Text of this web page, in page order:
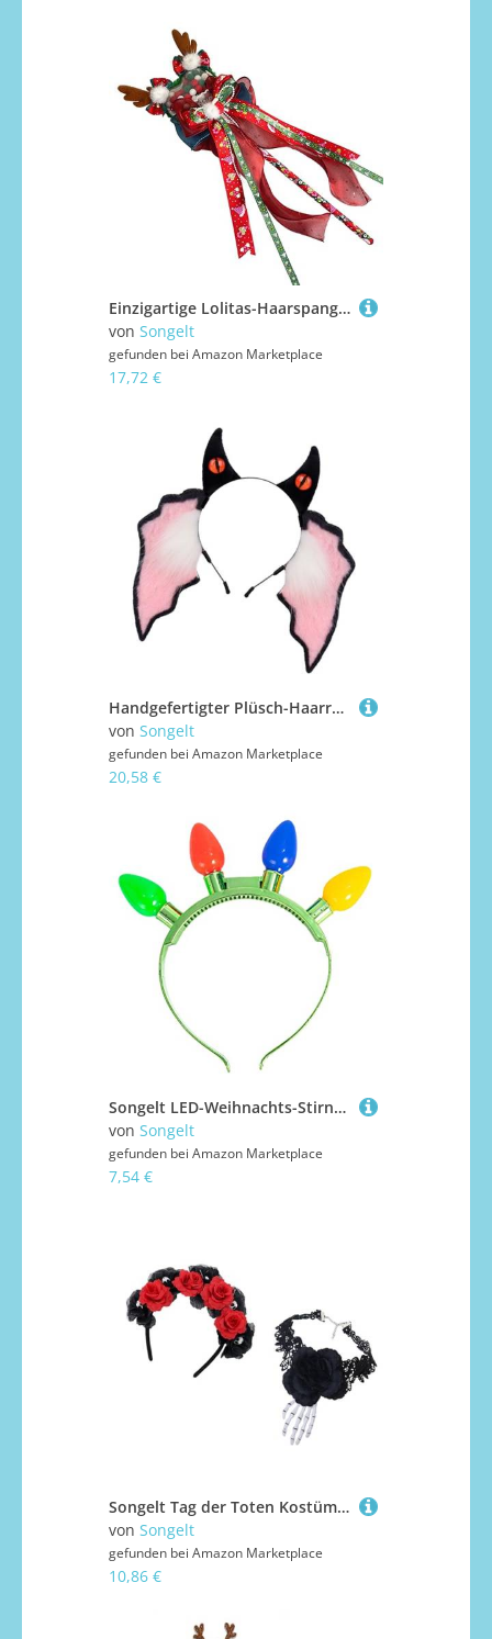
Einzigartige Lolitas-Haarspange mit Weihnachtsmütze/Hirschgeweih, Vintage-Stil, festlicher Charme für Mädchen, handgefertigt mit festlichen Dekorationen, süßes Accessoire, handgefertigter Hut
von Songelt
gefunden bei Amazon Marketplace
17,72 €
Handgefertigter Plüsch-Haarreif mit Fledermaus-Ohren, weich, flauschig, Haar-Accessoire für Kinder, Halloween, Kostümpartys, Verkleidungen, Plüschtier-Ohren-Haarband
von Songelt
gefunden bei Amazon Marketplace
20,58 €
Songelt LED-Weihnachts-Stirnbänder, Kopfbedeckung, Glühbirne, Haarreif für Kopfschmuck, Kostümparty, Zubehör
von Songelt
gefunden bei Amazon Marketplace
7,54 €
Songelt Tag der Toten Kostüm Zubehör Dias Des Los Muerto Damen Halloween Cosplay Blumenkronen Stirnband Sugar Skull Kostüm Zubehör
von Songelt
gefunden bei Amazon Marketplace
10,86 €